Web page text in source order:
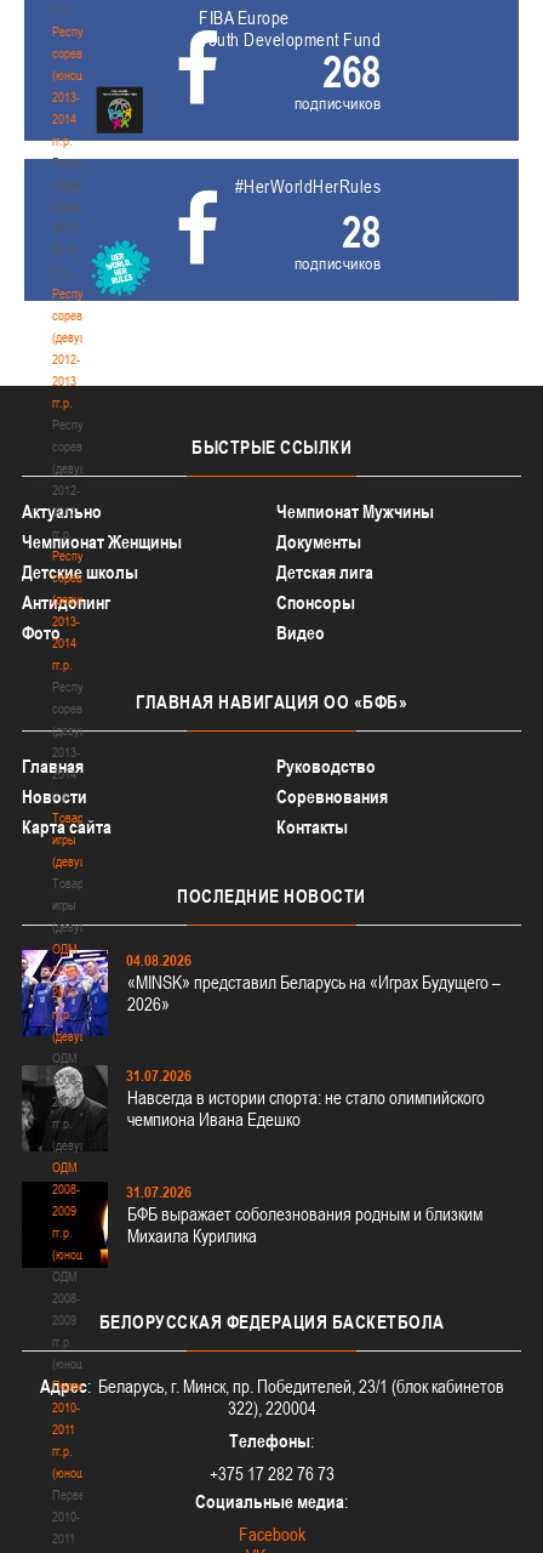
гг.р.
Республиканские
соревнования
(юноши)
2013-
2014
гг.р.
Республиканские
соревнования
(юноши)
2013-
2014
гг.р.
Республиканские
соревнования
(девушки)
2012-
2013
гг.р.
Республиканские
соревнования
(девушки)
2012-
2013
гг.р.
Республиканские
соревнования
(девушки)
2013-
2014
гг.р.
Республиканские
соревнования
(девушки)
2013-
2014
гг.р.
Товарищеские
игры
(девушки)
Товарищеские
игры
(девушки)
ОДМ
2008-
2009
гг.р.
(девушки)
ОДМ
2008-
2009
гг.р.
(девушки)
ОДМ
2008-
2009
гг.р.
(юноши)
ОДМ
2008-
2009
гг.р.
(юноши)
Первенство
2010-
2011
гг.р.
(юноши)
Первенство
2010-
2011
FIBA Europe
Youth Development Fund
268
подписчиков
#HerWorldHerRules
28
подписчиков
БЫСТРЫЕ ССЫЛКИ
Актуально
Чемпионат Мужчины
Чемпионат Женщины
Документы
Детские школы
Детская лига
Антидопинг
Спонсоры
Фото
Видео
ГЛАВНАЯ НАВИГАЦИЯ ОО «БФБ»
Главная
Руководство
Новости
Соревнования
Карта сайта
Контакты
ПОСЛЕДНИЕ НОВОСТИ
04.08.2026
«MINSK» представил Беларусь на «Играх Будущего –
2026»
31.07.2026
Навсегда в истории спорта: не стало олимпийского
чемпиона Ивана Едешко
31.07.2026
БФБ выражает соболезнования родным и близким
Михаила Курилика
БЕЛОРУССКАЯ ФЕДЕРАЦИЯ БАСКЕТБОЛА
Адрес: Беларусь, г. Минск, пр. Победителей, 23/1 (блок кабинетов
322), 220004
Телефоны:
+375 17 282 76 73
Социальные медиа:
Facebook